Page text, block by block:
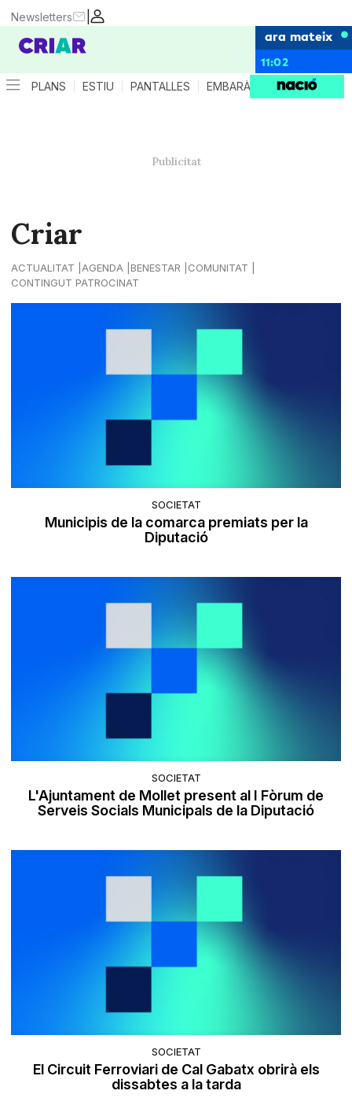
|
Newsletters
ara mateix
11:02
PLANS ESTIU PANTALLES EMBARÀS CRIANÇA
Criar
ACTUALITAT AGENDA BENESTAR
COMUNITAT
CONTINGUT PATROCINAT
SOCIETAT
Municipis de la comarca premiats per la
Diputació
SOCIETAT
L'Ajuntament de Mollet present al I Fòrum de
Serveis Socials Municipals de la Diputació
SOCIETAT
El Circuit Ferroviari de Cal Gabatx obrirà els
dissabtes a la tarda